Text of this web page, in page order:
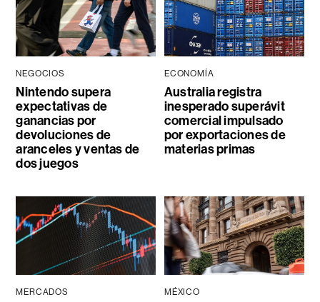
NEGOCIOS
Nintendo supera
expectativas de
ganancias por
devoluciones de
aranceles y ventas de
dos juegos
ECONOMÍA
Australia registra
inesperado superávit
comercial impulsado
por exportaciones de
materias primas
MERCADOS MÉXICO